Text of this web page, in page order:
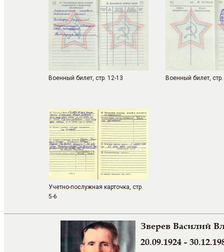
Военный билет, стр. 12-13 Военный билет,
Учетно-послужная карточка, стр.
5-6
Зверев Василий
20.09.1924 -